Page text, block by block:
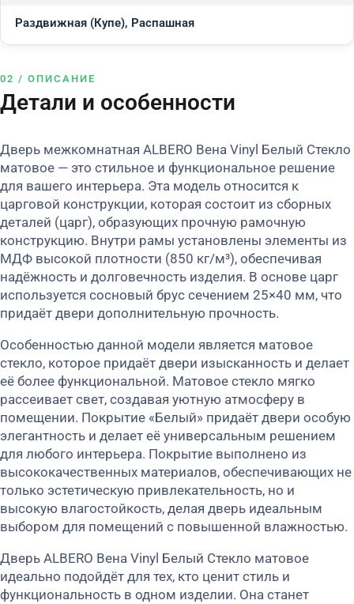
Раздвижная (Купе), Распашная
02 / ОПИСАНИЕ
Детали и особенности
Дверь межкомнатная ALBERO Вена Vinyl Белый Стекло
матовое — это стильное и функциональное решение
для вашего интерьера. Эта модель относится к
царговой конструкции, которая состоит из сборных
деталей (царг), образующих прочную рамочную
конструкцию. Внутри рамы установлены элементы из
МДФ высокой плотности (850 кг/м³), обеспечивая
надёжность и долговечность изделия. В основе царг
используется сосновый брус сечением 25×40 мм, что
придаёт двери дополнительную прочность.
Особенностью данной модели является матовое
стекло, которое придаёт двери изысканность и делает
её более функциональной. Матовое стекло мягко
рассеивает свет, создавая уютную атмосферу в
помещении. Покрытие «Белый» придаёт двери особую
элегантность и делает её универсальным решением
для любого интерьера. Покрытие выполнено из
высококачественных материалов, обеспечивающих не
только эстетическую привлекательность, но и
высокую влагостойкость, делая дверь идеальным
выбором для помещений с повышенной влажностью.
Дверь ALBERO Вена Vinyl Белый Стекло матовое
идеально подойдёт для тех, кто ценит стиль и
функциональность в одном изделии. Она станет